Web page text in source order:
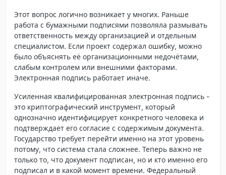
Этот вопрос логично возникает у многих. Раньше
работа с бумажными подписями позволяла размывать
ответственность между организацией и отдельным
специалистом. Если проект содержал ошибку, можно
было объяснять её организационными недочётами,
слабым контролем или внешними факторами.
Электронная подпись работает иначе.
Усиленная квалифицированная электронная подпись -
это криптографический инструмент, который
однозначно идентифицирует конкретного человека и
подтверждает его согласие с содержимым документа.
Государство требует перейти именно на этот уровень
потому, что система стала сложнее. Теперь важно не
только то, что документ подписан, но и кто именно его
подписал и в какой момент времени. Федеральный